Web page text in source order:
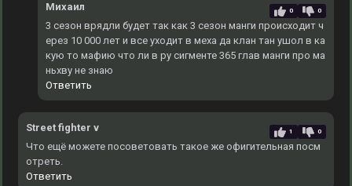
Михаил 0 0
3 сезон врядли будет так как 3 сезон манги происходит ч
ерез 10 000 лет и все уходит в меха да клан тан ушол в ка
кую то мафию что ли в ру сигменте 365 глав манги про ма
ньхву не знаю
Ответить
Street fighter v 1 0
Что ещё можете посоветовать такое же офигительная посм
отреть.
Ответить